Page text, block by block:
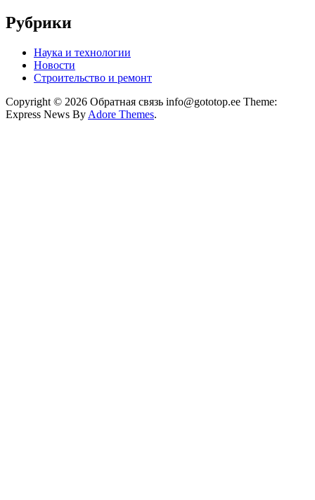
Рубрики
Наука и технологии
Новости
Строительство и ремонт
Copyright © 2026 Обратная связь info@gototop.ee Theme:
Express News By Adore Themes.